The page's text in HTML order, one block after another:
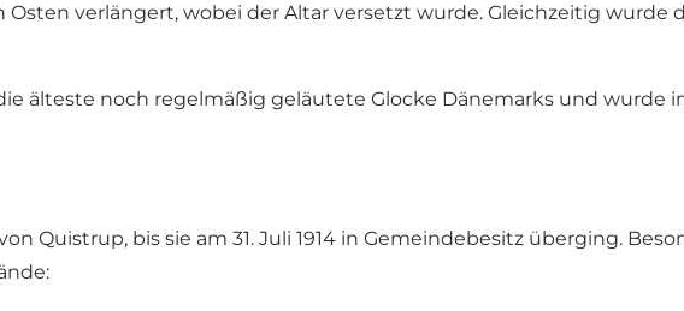
verlängert, wobei der Altar versetzt wurde. Gleichzeitig wurde
älteste noch regelmäßig geläutete Glocke Dänemarks und wurde
Quistrup, bis sie am 31. Juli 1914 in Gemeindebesitz überging.